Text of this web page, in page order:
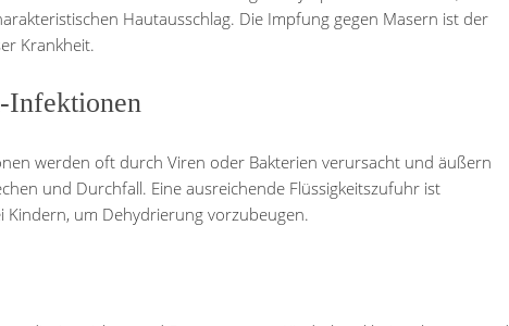
Hautausschlag. Die Impfung gegen Masern ist der
Krankheit.
Infektionen
werden oft durch Viren oder Bakterien verursacht und äußern
und Durchfall. Eine ausreichende Flüssigkeitszufuhr ist
Kindern, um Dehydrierung vorzubeugen.